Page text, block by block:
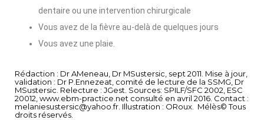
dentaire ou une intervention chirurgicale
Vous avez de la fièvre au-delà de quelques jours
Vous avez une plaie.
Rédaction : Dr AMeneau, Dr MSustersic, sept 2011. Mise à jour,
validation : Dr P.Ennezeat, comité de lecture de la SSMG, Dr
MSustersic. Relecture : JGest. Sources: SPILF/SFC 2002, ESC
20012, www.ebm-practice.net consulté en avril 2016. Contact :
melaniesustersic@yahoo.fr. Illustration : ORoux. Mélès© Tous
droits réservés.